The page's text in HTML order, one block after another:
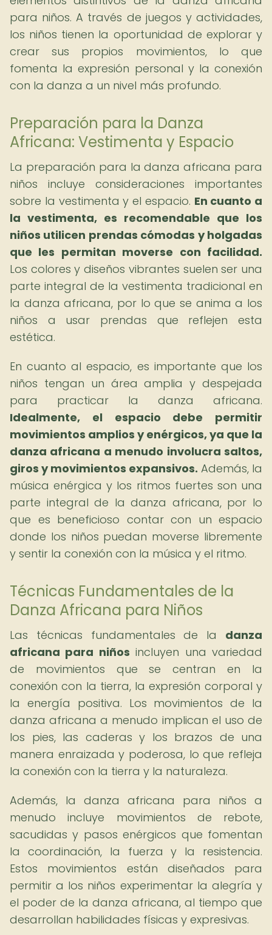
para niños. A través de juegos y actividades,
los niños tienen la oportunidad de explorar y
crear sus propios movimientos, lo que
fomenta la expresión personal y la conexión
con la danza a un nivel más profundo.
Preparación para la Danza
Africana: Vestimenta y Espacio
La preparación para la danza africana para
niños incluye consideraciones importantes
sobre la vestimenta y el espacio. En cuanto a
la vestimenta, es recomendable que los
niños utilicen prendas cómodas y holgadas
que les permitan moverse con facilidad.
Los colores y diseños vibrantes suelen ser una
parte integral de la vestimenta tradicional en
la danza africana, por lo que se anima a los
niños a usar prendas que reflejen esta
estética.
En cuanto al espacio, es importante que los
niños tengan un área amplia y despejada
para practicar la danza africana.
Idealmente, el espacio debe permitir
movimientos amplios y enérgicos, ya que la
danza africana a menudo involucra saltos,
giros y movimientos expansivos. Además, la
música enérgica y los ritmos fuertes son una
parte integral de la danza africana, por lo
que es beneficioso contar con un espacio
donde los niños puedan moverse libremente
y sentir la conexión con la música y el ritmo.
Técnicas Fundamentales de la
Danza Africana para Niños
Las técnicas fundamentales de la danza
africana para niños incluyen una variedad
de movimientos que se centran en la
conexión con la tierra, la expresión corporal y
la energía positiva. Los movimientos de la
danza africana a menudo implican el uso de
los pies, las caderas y los brazos de una
manera enraizada y poderosa, lo que refleja
la conexión con la tierra y la naturaleza.
Además, la danza africana para niños a
menudo incluye movimientos de rebote,
sacudidas y pasos enérgicos que fomentan
la coordinación, la fuerza y la resistencia.
Estos movimientos están diseñados para
permitir a los niños experimentar la alegría y
el poder de la danza africana, al tiempo que
desarrollan habilidades físicas y expresivas.